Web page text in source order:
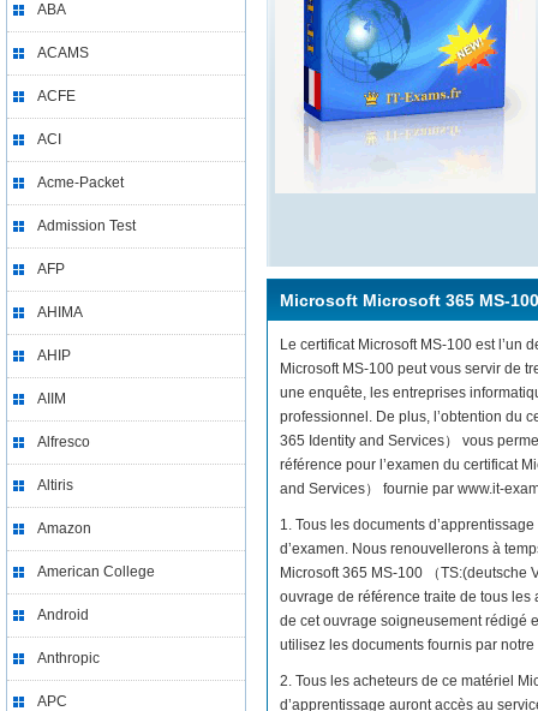
ABA
ACAMS
ACFE
ACI
Acme-Packet
Admission Test
AFP
AHIMA
AHIP
AIIM
Alfresco
Altiris
Amazon
American College
Android
Anthropic
APC
Microsoft Microsoft 365 MS-100
Le certificat Microsoft MS-100 est l’un
Microsoft MS-100 peut vous servir de
une enquête, les entreprises
professionnel. De plus, l’obtention du
365 Identity and Services） vous
référence pour l’examen du certificat
and Services） fournie par www.it-
1. Tous les documents
d’examen. Nous renouvellerons à
Microsoft 365 MS-100 （TS:(deutsche
ouvrage de référence traite de tous les
de cet ouvrage soigneusement rédigé
utilisez les documents fournis par notre
2. Tous les acheteurs de ce matériel
d’apprentissage auront accès au